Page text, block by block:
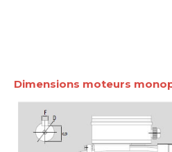
Dimensions moteurs